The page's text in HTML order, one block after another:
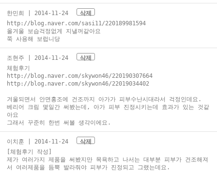
한민희 | 2014-11-24
삭제
http://blog.naver.com/sasi11/220189981594
올겨울 보습걱정없게 지낼꺼같아요
쭉 사용해 보럽니당
조현주 | 2014-11-24
삭제
체험후기
http://blog.naver.com/skywon46/220190307664
http://blog.naver.com/skywon46/22019034402
겨울되면서 안면홍조에 건조까지 아가가 피부수난시대라서 걱정인데요.
베리어 크림 몇일간 써봤는데, 아가 피부 진정시키는데 효과가 있는 것같
아요
그래서 꾸준히 한번 써볼 생각이에요.
이치훈 | 2014-11-24
삭제
[체험후기 작성]
제가 여러가지 제품을 써봤지만 목욕하고 나서는 대부분 피부가 건조해져
서 여러제품을 듬뿍 발라줘야 피부가 진정되고 그랬는데요.